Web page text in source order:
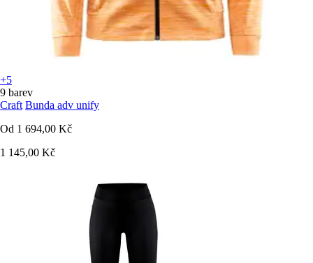
+5
9 barev
Craft Bunda adv unify
Od 1 694,00 Kč
1 145,00 Kč